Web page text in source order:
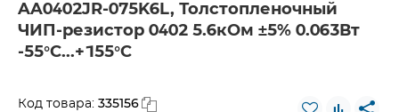
AA0402JR-075K6L, Толстопленочный
ЧИП-резистор 0402 5.6кОм ±5% 0.063Вт
-55°С...+155°С
Код товара: 335156